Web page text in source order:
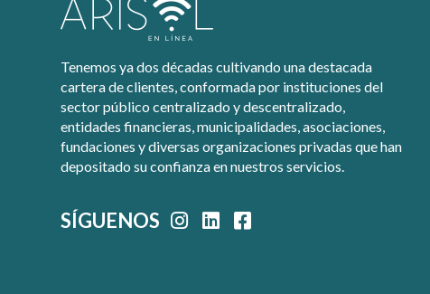
Tenemos ya dos décadas cultivando una destacada
cartera de clientes, conformada por instituciones del
sector público centralizado y descentralizado,
entidades financieras, municipalidades, asociaciones,
fundaciones y diversas organizaciones privadas que han
depositado su confianza en nuestros servicios.
SÍGUENOS